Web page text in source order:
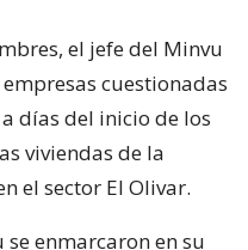
el jefe del Minvu
cuestionadas
días del inicio de los
viviendas de la
el sector El Olivar.
enmarcaron en su